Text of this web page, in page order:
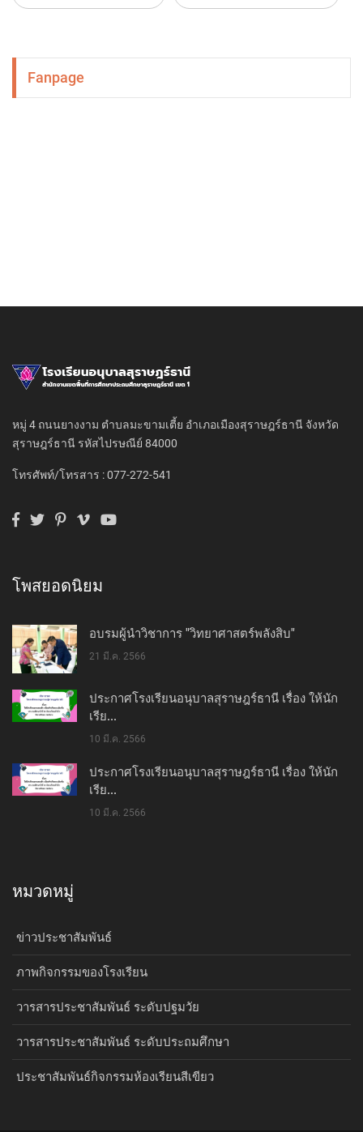
Fanpage
หมู่ 4 ถนนยางงาม ตำบลมะขามเตี้ย อำเภอเมืองสุราษฎร์ธานี จังหวัด
สุราษฎร์ธานี รหัสไปรษณีย์ 84000
โทรศัพท์/โทรสาร : 077-272-541
โพสยอดนิยม
อบรมผู้นำวิชาการ "วิทยาศาสตร์พลังสิบ"
21 มี.ค. 2566
ประกาศโรงเรียนอนุบาลสุราษฎร์ธานี เรื่อง ให้นัก
เรีย...
10 มี.ค. 2566
ประกาศโรงเรียนอนุบาลสุราษฎร์ธานี เรื่อง ให้นัก
เรีย...
10 มี.ค. 2566
หมวดหมู่
ข่าวประชาสัมพันธ์
ภาพกิจกรรมของโรงเรียน
วารสารประชาสัมพันธ์ ระดับปฐมวัย
วารสารประชาสัมพันธ์ ระดับประถมศึกษา
ประชาสัมพันธ์กิจกรรมห้องเรียนสีเขียว